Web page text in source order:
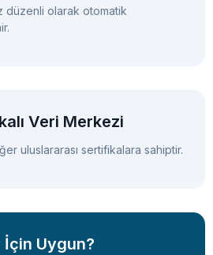
düzenli olarak otomatik
Veri Merkezi
uluslararası sertifikalara sahiptir.
İçin Uygun?